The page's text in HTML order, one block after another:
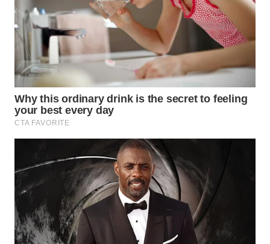
WN
PURWAKARTA
WN
PRIANGAN
TIMUR
WN
SEMARANG
SOLO
WN
BOROBUDUR